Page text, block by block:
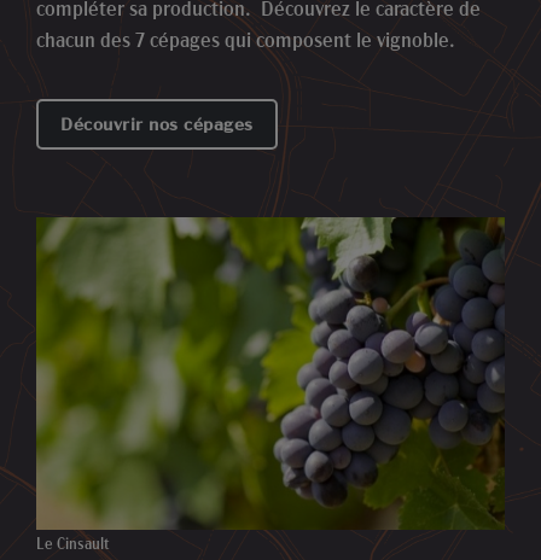
compléter sa production. Découvrez le caractère de
chacun des 7 cépages qui composent le vignoble.
Découvrir nos cépages
Le Cinsault